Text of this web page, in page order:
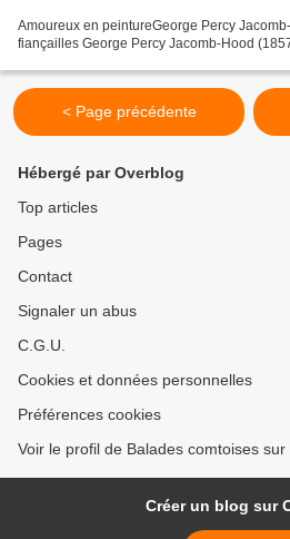
Amoureux en peintureGeorge Percy
fiançailles George Percy Jacomb-Hood
< Page précédente
Hébergé par Overblog
Top articles
Pages
Contact
Signaler un abus
C.G.U.
Cookies et données personnelles
Préférences cookies
Voir le profil de Balades comtoises
Créer un blog sur